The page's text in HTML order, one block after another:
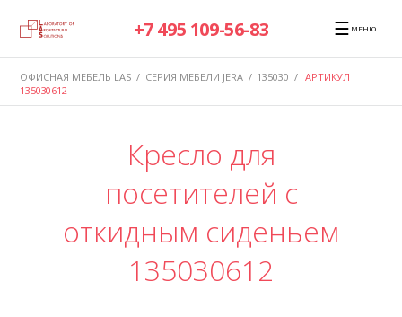
+7 495 109-56-83 ☰ МЕНЮ
ОФИСНАЯ МЕБЕЛЬ LAS / СЕРИЯ МЕБЕЛИ JERA / 135030 / АРТИКУЛ
135030612
Кресло для
посетителей с
откидным сиденьем
135030612